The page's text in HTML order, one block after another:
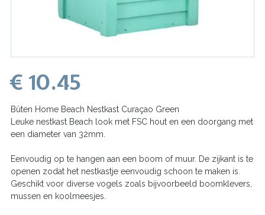
€ 10.45
Bûten Home Beach Nestkast Curaçao Green
Leuke nestkast Beach look met FSC hout en een doorgang met
een diameter van 32mm.
Eenvoudig op te hangen aan een boom of muur. De zijkant is te
openen zodat het nestkastje eenvoudig schoon te maken is.
Geschikt voor diverse vogels zoals bijvoorbeeld boomklevers,
mussen en koolmeesjes.